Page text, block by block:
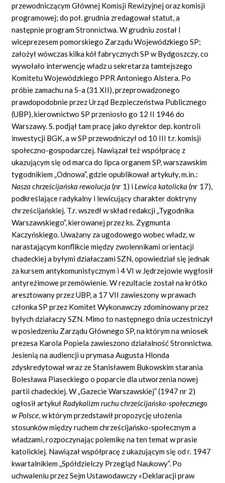
przewodniczącym Głównej Komisji Rewizyjnej oraz komisji
programowej; do poł. grudnia zredagował statut, a
następnie program Stronnictwa. W grudniu został I
wiceprezesem pomorskiego Zarządu Wojewódzkiego SP;
założył wówczas kilka kół fabrycznych SP w Bydgoszczy, co
wywołało interwencję władz u sekretarza tamtejszego
Komitetu Wojewódzkiego PPR Antoniego Alstera. Po
próbie zamachu na S-a (31 XII), przeprowadzonego
prawdopodobnie przez Urząd Bezpieczeństwa Publicznego
(UBP), kierownictwo SP przeniosło go 12 II 1946 do
Warszawy. S. podjął tam pracę jako dyrektor dep. kontroli
inwestycji BGK, a w SP przewodniczył od 10 III t.r. komisji
społeczno-gospodarczej. Nawiązał też współpracę z
ukazującym się od marca do lipca organem SP, warszawskim
tygodnikiem „Odnowa”, gdzie opublikował artykuły, m.in.:
Nasza chrześcijańska rewolucja(nr 1) i Lewica katolicka(nr 17),
podkreślające radykalny i lewicujący charakter doktryny
chrześcijańskiej. T.r. wszedł w skład redakcji „Tygodnika
Warszawskiego”, kierowanej przez ks. Zygmunta
Kaczyńskiego. Uważany za ugodowego wobec władz, w
narastającym konflikcie między zwolennikami orientacji
chadeckiej a byłymi działaczami SZN, opowiedział się jednak
za kursem antykomunistycznym i 4 VI w Jędrzejowie wygłosił
antyreżimowe przemówienie. W rezultacie został na krótko
aresztowany przez UBP, a 17 VII zawieszony w prawach
członka SP przez Komitet Wykonawczy zdominowany przez
byłych działaczy SZN. Mimo to następnego dnia uczestniczył
w posiedzeniu Zarządu Głównego SP, na którym na wniosek
prezesa Karola Popiela zawieszono działalność Stronnictwa.
Jesienią na audiencji u prymasa Augusta Hlonda
zdyskredytował wraz ze Stanisławem Bukowskim starania
Bolesława Piaseckiego o poparcie dla utworzenia nowej
partii chadeckiej. W „Gazecie Warszawskiej” (1947 nr 2)
ogłosił artykuł Radykalizm ruchu chrześcijańsko-społecznego
w Polsce,w którym przedstawił propozycję ułożenia
stosunków między ruchem chrześcijańsko-społecznym a
władzami, rozpoczynając polemikę na ten temat w prasie
katolickiej. Nawiązał współpracę z ukazującym się od r. 1947
kwartalnikiem „Spółdzielczy Przegląd Naukowy”. Po
uchwaleniu przez Sejm Ustawodawczy «Deklaracji praw